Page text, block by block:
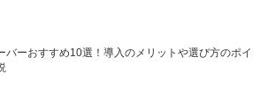
バーおすすめ10選！導入のメリットや選び方のポイ